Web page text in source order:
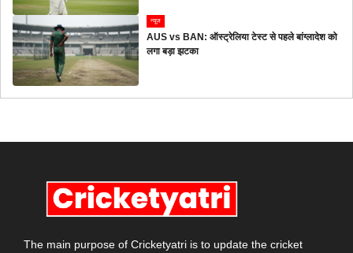
न्यूज
AUS vs BAN: ऑस्ट्रेलिया टेस्ट से पहले बांग्लादेश को
लगा बड़ा झटका
The main purpose of Cricketyatri is to update the cricket